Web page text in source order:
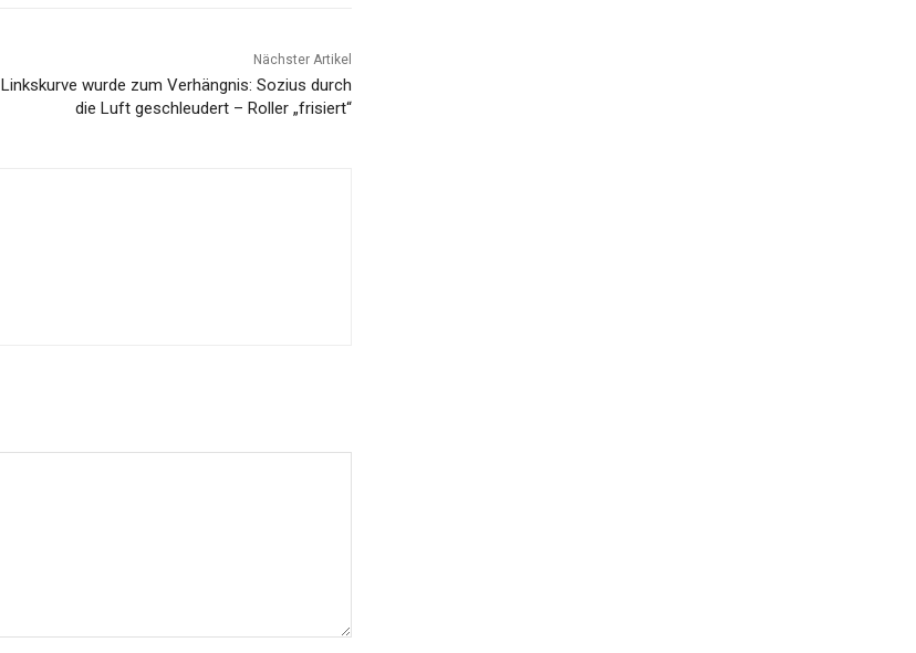
Nächster Artikel
Linkskurve wurde zum Verhängnis: Sozius durch
die Luft geschleudert – Roller „frisiert“